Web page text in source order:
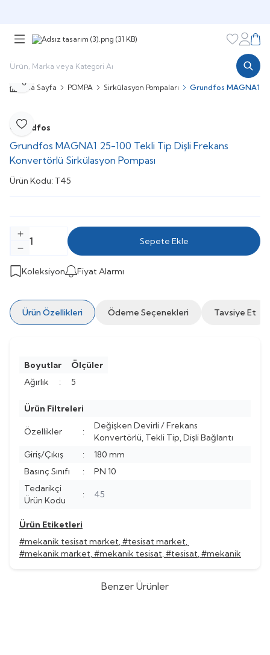
Favorilerim
Ana Sayfa POMPA Sirkülasyon Pompaları Grundfos MAGNA1
Favoriye Ekle
Paylaş
Grundfos
Grundfos MAGNA1 25-100 Tekli Tip Dişli Frekans
Konvertörlü Sirkülasyon Pompası
Ürün Kodu: T45
Sepete Ekle
Koleksiyon Fiyat Alarmı
Ürün Özellikleri Ödeme Seçenekleri Tavsiye Et
Boyutlar
Ölçüler
Ağırlık
: 5
Ürün Filtreleri
Özellikler :
Değişken Devirli / Frekans
Konvertörlü, Tekli Tip, Dişli Bağlantı
Giriş/Çıkış
:
180 mm
Basınç Sınıfı
:
PN 10
Tedarikçi
Ürün Kodu
: 45
Ürün Etiketleri
#mekanik tesisat market,#tesisat market,
#mekanik market,#mekanik tesisat,#tesisat,#mekanik
Benzer Ürünler